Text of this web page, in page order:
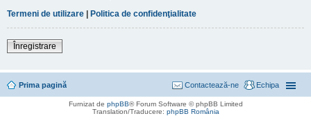
Termeni de utilizare | Politica de confidenţialitate
Înregistrare
Prima pagină Echipa
Contactează-ne
Furnizat de phpBB® Forum Software © phpBB Limited
Translation/Traducere: phpBB România